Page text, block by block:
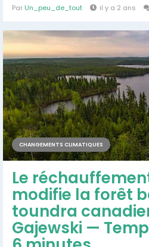
Par Un_peu_de_tout il y a 2 ans
CHANGEMENTS CLIMATIQUES
Le
modifie la forêt
toundra
Gajewski —